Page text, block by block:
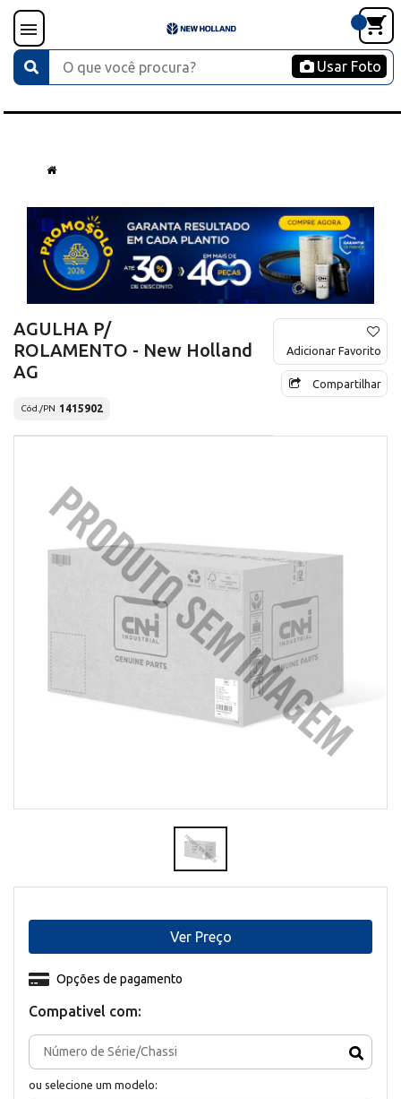
Usar Foto
AGULHA P/
ROLAMENTO - New Holland
AG
Cód./PN 1415902
Adicionar Favorito
Compartilhar
Compativel com:
ou selecione um modelo:
Opções de pagamento
Ver Preço